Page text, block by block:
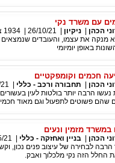
עם משרד נקי
הכהן ניקיון 26/10/21
1934
מנקה את עצמו, והעובדים שנמצאים
באופן יומיומי
חכמים וקומפקטיים
הכהן תחבורה ורכב - כללי
נעשו הרבה יותר בולטות לעין
שהם פשוטים לתפעול וגם מאוד
במשרד מזמין ונעים
הכהן בניין ואחזקה - כללי 21
הרבה לבחירה של עיצוב פנים נכון,
החלל הזה נקי מלכלוך ואבק.